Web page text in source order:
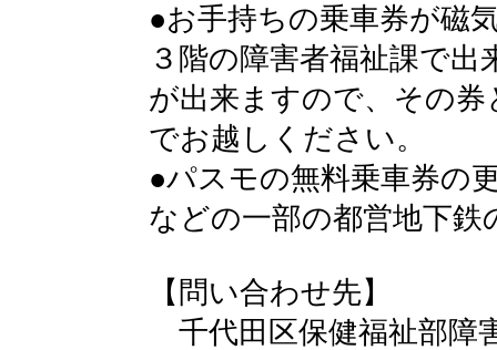
●お手持ちの乗車券が磁
３階の障害者福祉課で
が出来ますので、その
でお越しください。
●パスモの無料乗車券の
などの一部の都営地下
【問い合わせ先】
千代田区保健福祉部障